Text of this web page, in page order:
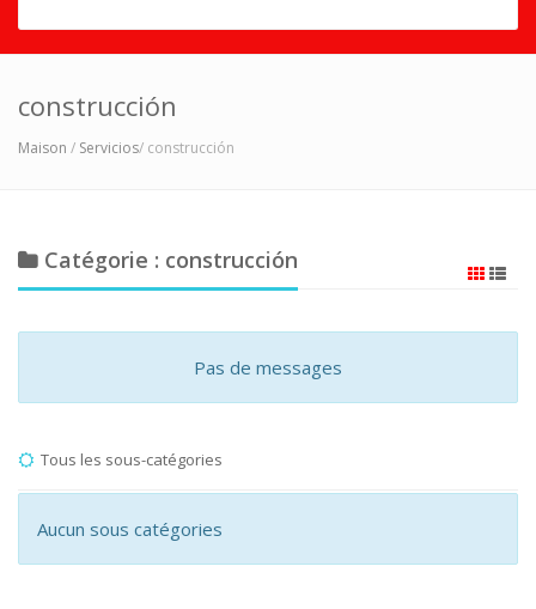
construcción
Maison / Servicios/ construcción
Catégorie : construcción
Pas de messages
Tous les sous-catégories
Aucun sous catégories